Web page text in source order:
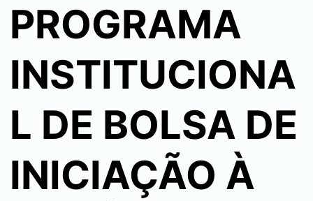
PROGRAMA
INSTITUCIONA
L DE BOLSA DE
INICIAÇÃO À